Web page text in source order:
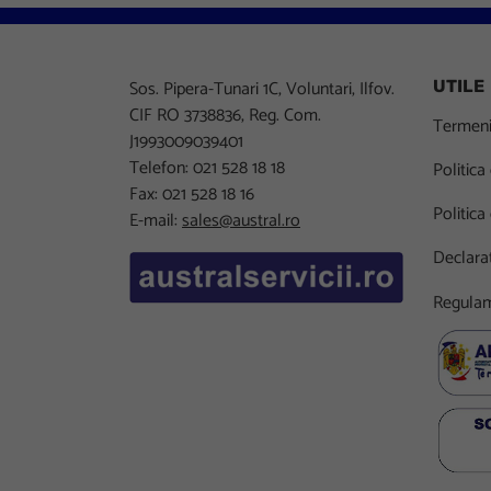
Sos. Pipera-Tunari 1C, Voluntari, Ilfov.
CIF RO 3738836, Reg. Com.
J1993009039401
Telefon: 021 528 18 18
Fax: 021 528 18 16
E-mail:sales@austral.ro
UTILE